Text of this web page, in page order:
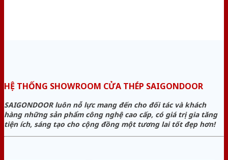
HỆ THỐNG SHOWROOM CỬA THÉP SAIGONDOOR
SAIGONDOOR luôn nỗ lực mang đến cho đối tác và khách
hàng những sản phẩm công nghệ cao cấp, có giá trị gia tăng
tiện ích, sáng tạo cho cộng đồng một tương lai tốt đẹp hơn!